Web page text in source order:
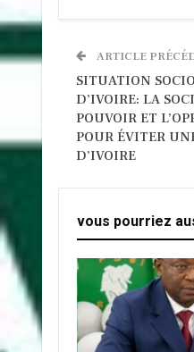
ARTICLE
SITUATION
D’IVOIRE: LA
POUVOIR ET
POUR ÉVITER
D’IVOIRE
vous pourriez